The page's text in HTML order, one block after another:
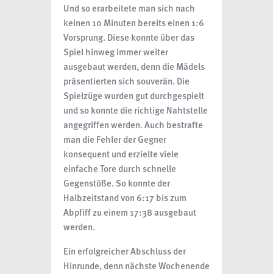
Und so erarbeitete man sich nach
keinen 10 Minuten bereits einen 1:6
Vorsprung. Diese konnte über das
Spiel hinweg immer weiter
ausgebaut werden, denn die Mädels
präsentierten sich souverän. Die
Spielzüge wurden gut durchgespielt
und so konnte die richtige Nahtstelle
angegriffen werden. Auch bestrafte
man die Fehler der Gegner
konsequent und erzielte viele
einfache Tore durch schnelle
Gegenstöße. So konnte der
Halbzeitstand von 6:17 bis zum
Abpfiff zu einem 17:38 ausgebaut
werden.
Ein erfolgreicher Abschluss der
Hinrunde, denn nächste Wochenende